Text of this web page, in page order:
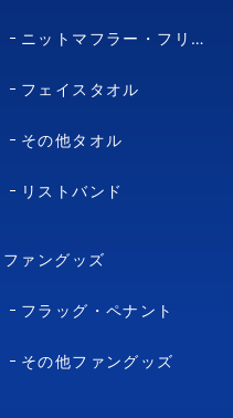
ニットマフラー・フリースマフラー
フェイスタオル
その他タオル
リストバンド
ファングッズ
フラッグ・ペナント
その他ファングッズ